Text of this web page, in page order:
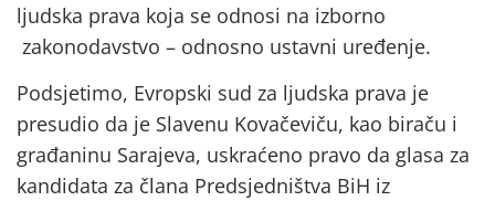
ljudska prava koja se odnosi na izborno
zakonodavstvo – odnosno ustavni uređenje.
Podsjetimo, Evropski sud za ljudska prava je
presudio da je Slavenu Kovačeviču, kao biraču i
građaninu Sarajeva, uskraćeno pravo da glasa za
kandidata za člana Predsjedništva BiH iz